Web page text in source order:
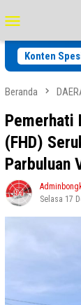
ke
kontenMobile
Konten
SPPG
Beranda
Pemerhati
(FHD)
Parbuluan
Selasa 17